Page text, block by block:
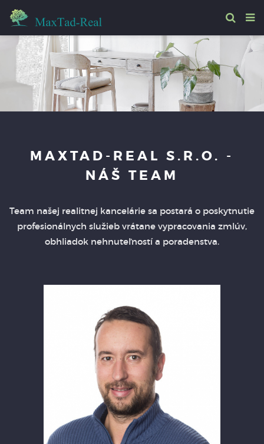
MAXTAD-REAL S.R.O. -
NÁŠ TEAM
Team našej realitnej kancelárie sa postará o poskytnutie
profesionálnych služieb vrátane vypracovania zmlúv,
obhliadok nehnuteľností a poradenstva.